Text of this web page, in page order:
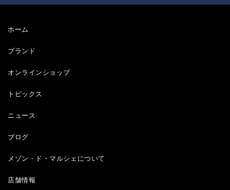
ホーム
ブランド
オンラインショップ
トピックス
ニュース
ブログ
メゾン・ド・マルシェについて
店舗情報